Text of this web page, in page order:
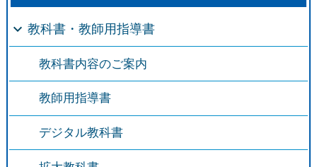
教科書・教師用指導書
教科書内容のご案内
教師用指導書
デジタル教科書